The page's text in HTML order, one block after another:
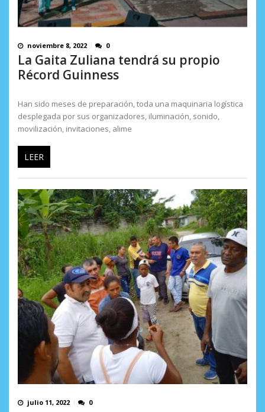
noviembre 8, 2022 0
La Gaita Zuliana tendrá su propio
Récord Guinness
Han sido meses de preparación, toda una maquinaria logística
desplegada por sus organizadores, iluminación, sonido,
movilización, invitaciones, alime
LEER
julio 11, 2022 0